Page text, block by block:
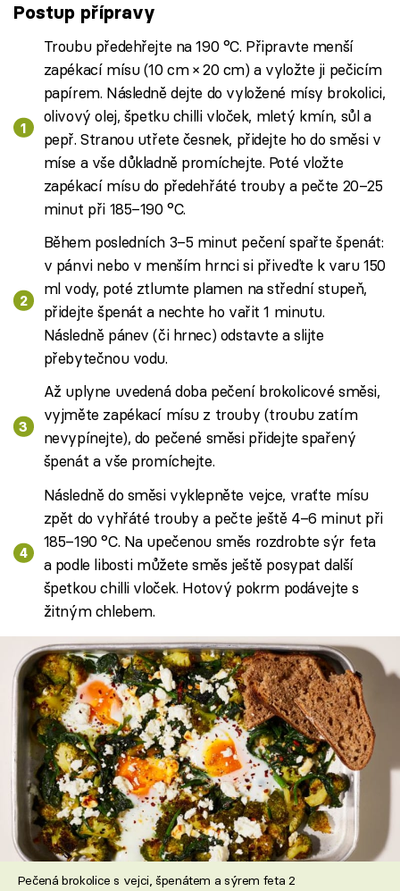
Postup přípravy
Troubu předehřejte na 190 °C. Připravte menší
zapékací mísu (10 cm × 20 cm) a vyložte ji pečicím
papírem. Následně dejte do vyložené mísy brokolici,
olivový olej, špetku chilli vloček, mletý kmín, sůl a
pepř. Stranou utřete česnek, přidejte ho do směsi v
míse a vše důkladně promíchejte. Poté vložte
zapékací mísu do předehřáté trouby a pečte 20–25
minut při 185–190 °C.
Během posledních 3–5 minut pečení spařte špenát:
v pánvi nebo v menším hrnci si přiveďte k varu 150
ml vody, poté ztlumte plamen na střední stupeň,
přidejte špenát a nechte ho vařit 1 minutu.
Následně pánev (či hrnec) odstavte a slijte
přebytečnou vodu.
Až uplyne uvedená doba pečení brokolicové směsi,
vyjměte zapékací mísu z trouby (troubu zatím
nevypínejte), do pečené směsi přidejte spařený
špenát a vše promíchejte.
Následně do směsi vyklepněte vejce, vraťte mísu
zpět do vyhřáté trouby a pečte ještě 4–6 minut při
185–190 °C. Na upečenou směs rozdrobte sýr feta
a podle libosti můžete směs ještě posypat další
špetkou chilli vloček. Hotový pokrm podávejte s
žitným chlebem.
Pečená brokolice s vejci, špenátem a sýrem feta 2